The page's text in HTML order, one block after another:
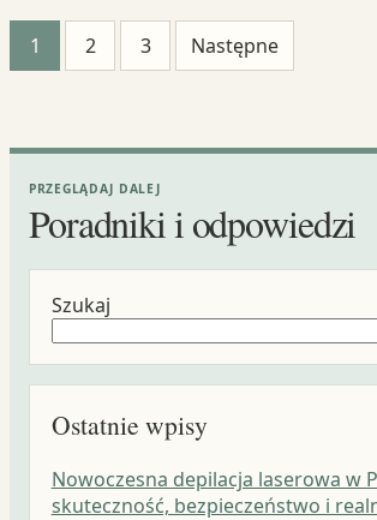
Stronicowanie
wpisów
1 2 3 Następne
PRZEGLĄDAJ DALEJ
Poradniki i odpowiedzi
Szukaj
Ostatnie wpisy
Nowoczesna depilacja laserowa w
skuteczność, bezpieczeństwo i